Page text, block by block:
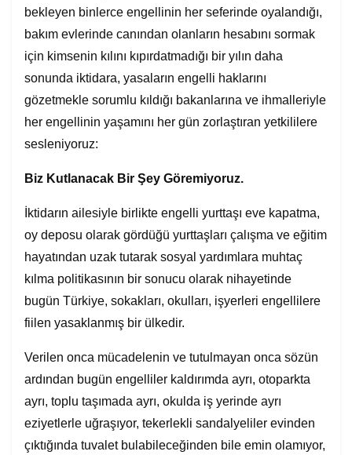
bekleyen binlerce engellinin her seferinde oyalandığı,
bakım evlerinde canından olanların hesabını sormak
için kimsenin kılını kıpırdatmadığı bir yılın daha
sonunda iktidara, yasaların engelli haklarını
gözetmekle sorumlu kıldığı bakanlarına ve ihmalleriyle
her engellinin yaşamını her gün zorlaştıran yetkililere
sesleniyoruz:
Biz Kutlanacak Bir Şey Göremiyoruz.
İktidarın ailesiyle birlikte engelli yurttaşı eve kapatma,
oy deposu olarak gördüğü yurttaşları çalışma ve eğitim
hayatından uzak tutarak sosyal yardımlara muhtaç
kılma politikasının bir sonucu olarak nihayetinde
bugün Türkiye, sokakları, okulları, işyerleri engellilere
fiilen yasaklanmış bir ülkedir.
Verilen onca mücadelenin ve tutulmayan onca sözün
ardından bugün engelliler kaldırımda ayrı, otoparkta
ayrı, toplu taşımada ayrı, okulda iş yerinde ayrı
eziyetlerle uğraşıyor, tekerlekli sandalyeliler evinden
çıktığında tuvalet bulabileceğinden bile emin olamıyor,